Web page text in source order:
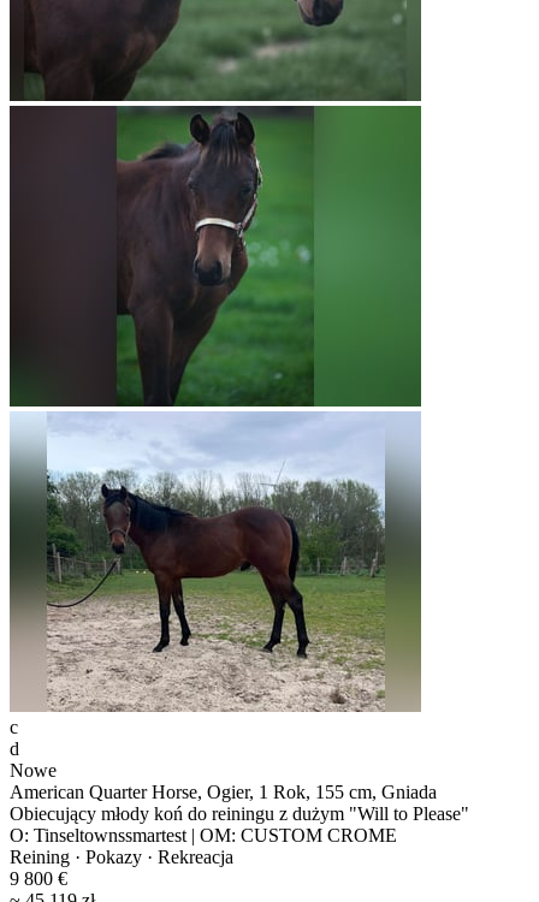
c
d
Nowe
American Quarter Horse, Ogier, 1 Rok, 155 cm, Gniada
Obiecujący młody koń do reiningu z dużym "Will to Please"
O: Tinseltownssmartest | OM: CUSTOM CROME
Reining · Pokazy · Rekreacja
9 800 €